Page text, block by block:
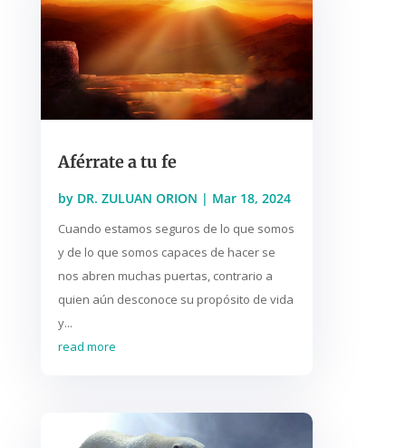
Aférrate a tu fe
by DR. ZULUAN ORION | Mar 18, 2024
Cuando estamos seguros de lo que somos
y de lo que somos capaces de hacer se
nos abren muchas puertas, contrario a
quien aún desconoce su propósito de vida
y...
read more